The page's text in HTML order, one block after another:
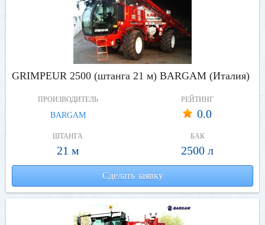
GRIMPEUR 2500 (штанга 21 м) BARGAM (Италия)
ПРОИЗВОДИТЕЛЬ
BARGAM
РЕЙТИНГ
0.0
ШТАНГА
21 м
БАК
2500 л
Сделать заявку